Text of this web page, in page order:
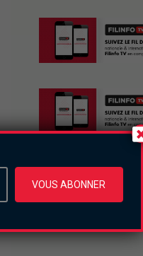
VOUS ABONNER